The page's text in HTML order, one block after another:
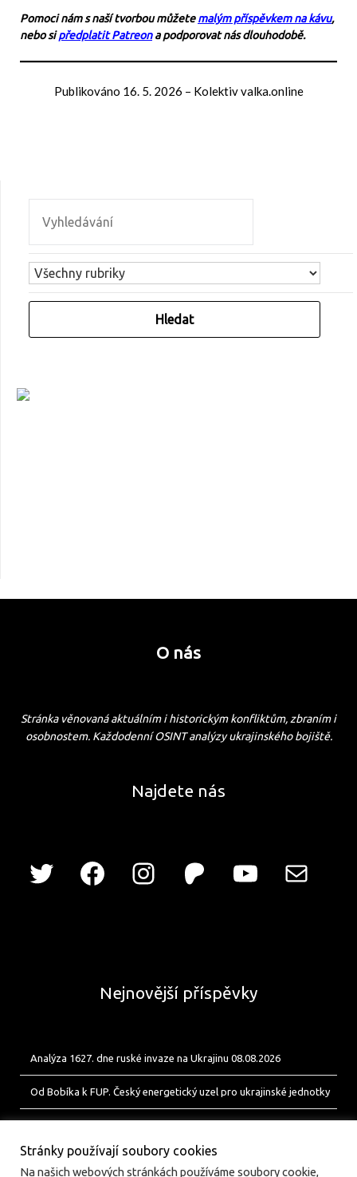
Pomoci nám s naší tvorbou můžetemalým příspěvkem na kávu,
nebo sipředplatit Patreona podporovat nás dlouhodobě.
Publikováno 16. 5. 2026 – Kolektiv valka.online
O nás
Stránka věnovaná aktuálním i historickým konfliktům, zbraním i
osobnostem. Každodenní OSINT analýzy ukrajinského bojiště.
Najdete nás
Nejnovější příspěvky
Analýza 1627. dne ruské invaze na Ukrajinu 08.08.2026
Od Bobíka k FUP. Český energetický uzel pro ukrajinské jednotky
Stránky používají soubory cookies
Na našich webových stránkách používáme soubory cookie,